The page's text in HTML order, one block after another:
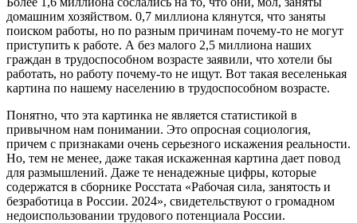
домашним хозяйством. 0,7 миллиона клянутся, что заняты
поиском работы, но по разным причинам почему-то не могут
приступить к работе. А без малого 2,5 миллиона наших
граждан в трудоспособном возрасте заявили, что хотели бы
работать, но работу почему-то не ищут. Вот такая веселенькая
картина по нашему населению в трудоспособном возрасте.
Понятно, что эта картинка не является статистикой в
привычном нам понимании. Это опросная социология,
причем с признаками очень серьезного искажения реальности.
Но, тем не менее, даже такая искаженная картина дает повод
для размышлений. Даже те ненадежные цифры, которые
содержатся в сборнике Росстата «Рабочая сила, занятость и
безработица в России. 2024», свидетельствуют о громадном
недоиспользовании трудового потенциала России.